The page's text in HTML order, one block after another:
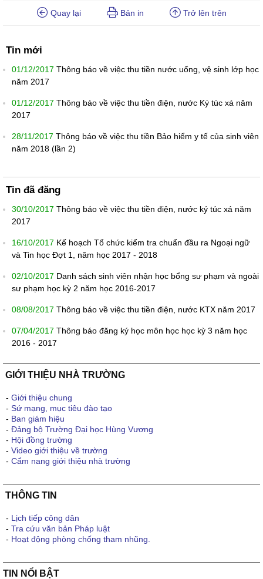
Quay lại Bản in Trở lên trên
Tin mới
01/12/2017 Thông báo về việc thu tiền nước uống, vệ sinh lớp học
năm 2017
01/12/2017 Thông báo về việc thu tiền điện, nước Ký túc xá năm
2017
28/11/2017 Thông báo về việc thu tiền Bảo hiểm y tế của sinh viên
năm 2018 (lần 2)
Tin đã đăng
30/10/2017 Thông báo về việc thu tiền điện, nước ký túc xá năm
2017
16/10/2017 Kế hoạch Tổ chức kiểm tra chuẩn đầu ra Ngoại ngữ
và Tin học Đợt 1, năm học 2017 - 2018
02/10/2017 Danh sách sinh viên nhận học bổng sư phạm và ngoài
sư phạm học kỳ 2 năm học 2016-2017
08/08/2017 Thông báo về việc thu tiền điện, nước KTX năm 2017
07/04/2017 Thông báo đăng ký học môn học học kỳ 3 năm học
2016 - 2017
GIỚI THIỆU NHÀ TRƯỜNG
- Giới thiệu chung
- Sứ mạng, mục tiêu đào tạo
- Ban giám hiệu
- Đảng bộ Trường Đại học Hùng Vương
- Hội đồng trường
- Video giới thiệu về trường
- Cẩm nang giới thiệu nhà trường
THÔNG TIN
- Lịch tiếp công dân
- Tra cứu văn bản Pháp luật
- Hoạt động phòng chống tham nhũng.
TIN NỔI BẬT